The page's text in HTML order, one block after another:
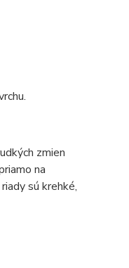
zmien
na
sú krehké,